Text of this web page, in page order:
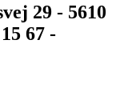
29 - 5610
67 -